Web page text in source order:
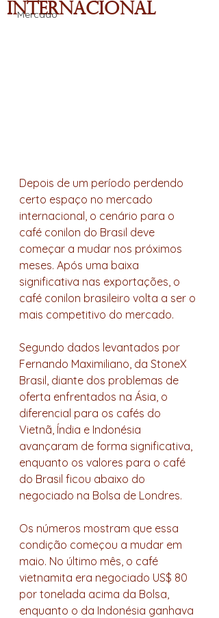
Mercado
internacional
Depois de um período perdendo
certo espaço no mercado
internacional, o cenário para o
café conilon do Brasil deve
começar a mudar nos próximos
meses. Após uma baixa
significativa nas exportações, o
café conilon brasileiro volta a ser o
mais competitivo do mercado.
Segundo dados levantados por
Fernando Maximiliano, da StoneX
Brasil, diante dos problemas de
oferta enfrentados na Ásia, o
diferencial para os cafés do
Vietnã, Índia e Indonésia
avançaram de forma significativa,
enquanto os valores para o café
do Brasil ficou abaixo do
negociado na Bolsa de Londres.
Os números mostram que essa
condição começou a mudar em
maio. No último mês, o café
vietnamita era negociado US$ 80
por tonelada acima da Bolsa,
enquanto o da Indonésia ganhava